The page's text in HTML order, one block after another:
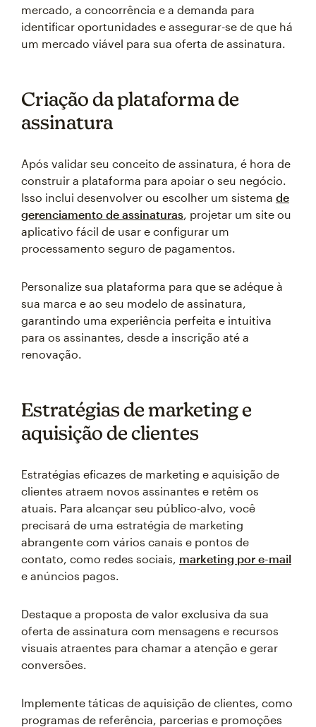
mercado, a concorrência e a demanda para
identificar oportunidades e assegurar-se de que há
um mercado viável para sua oferta de assinatura.
Criação da plataforma de
assinatura
Após validar seu conceito de assinatura, é hora de
construir a plataforma para apoiar o seu negócio.
Isso inclui desenvolver ou escolher um sistema de
gerenciamento de assinaturas, projetar um site ou
aplicativo fácil de usar e configurar um
processamento seguro de pagamentos.
Personalize sua plataforma para que se adéque à
sua marca e ao seu modelo de assinatura,
garantindo uma experiência perfeita e intuitiva
para os assinantes, desde a inscrição até a
renovação.
Estratégias de marketing e
aquisição de clientes
Estratégias eficazes de marketing e aquisição de
clientes atraem novos assinantes e retêm os
atuais. Para alcançar seu público-alvo, você
precisará de uma estratégia de marketing
abrangente com vários canais e pontos de
contato, como redes sociais, marketing por e-mail
e anúncios pagos.
Destaque a proposta de valor exclusiva da sua
oferta de assinatura com mensagens e recursos
visuais atraentes para chamar a atenção e gerar
conversões.
Implemente táticas de aquisição de clientes, como
programas de referência, parcerias e promoções